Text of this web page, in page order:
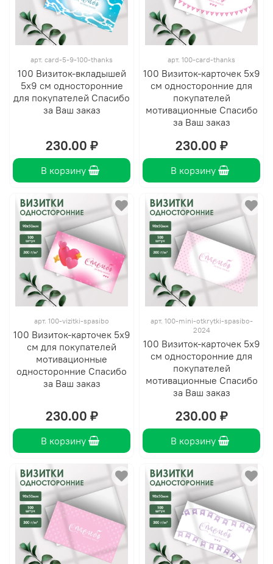
арт. card-5-9-100-thanks
100 Визиток-вкладышей
5х9 см односторонние
для покупателей Спасибо
за Ваш заказ
230.00 ₽
В корзину
арт. 100-card-thanks
100 Визиток-карточек 5х9
см односторонние для
покупателей
мотивационные Спасибо
за Ваш заказ
230.00 ₽
В корзину
арт. 100-vizitki-spasibo
100 Визиток-карточек 5х9
см для покупателей
мотивационные
односторонние Спасибо
за Ваш заказ
230.00 ₽
В корзину
арт. 100-mini-otkrytki-spasibo-
2024
100 Визиток-карточек 5х9
см односторонние для
покупателей
мотивационные Спасибо
за Ваш заказ
230.00 ₽
В корзину